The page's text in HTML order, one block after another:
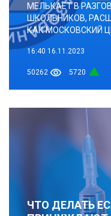
МЕЛЬКАЕТ В
ШКОЛЬНИКОВ,
КАК МОСКОВСКИЙ
16:40 16.11.2023
50262 5720
ЧТО ДЕЛАТЬ